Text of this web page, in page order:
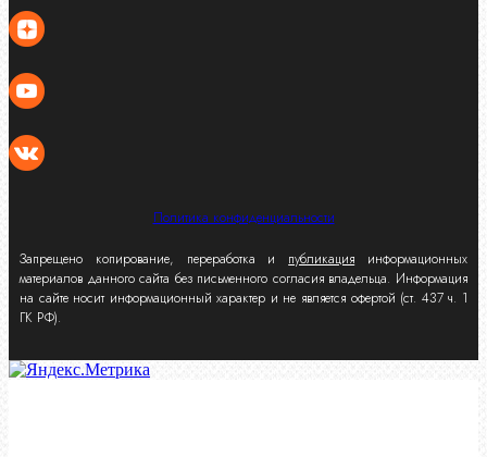
Политика конфиденциальности
Запрещено копирование, переработка и публикация информационных
материалов данного сайта без письменного согласия владельца. Информация
на сайте носит информационный характер и не является офертой (ст. 437 ч. 1
ГК РФ).